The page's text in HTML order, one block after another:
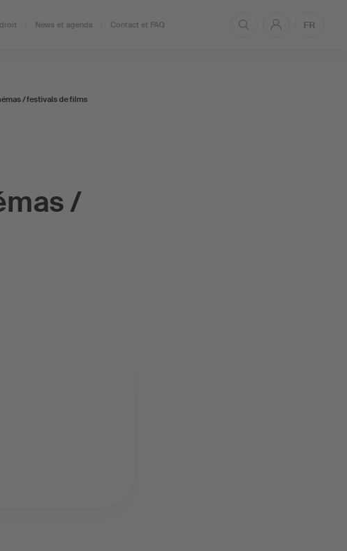
News et agenda Contact et FAQ FR
/
/ festivals de films